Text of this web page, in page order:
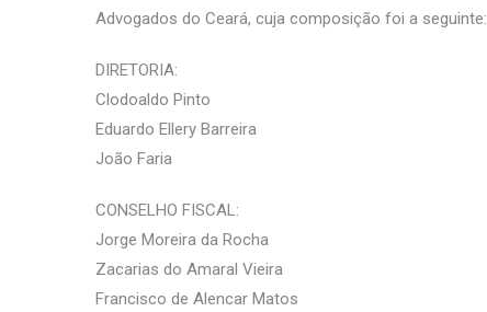
Advogados do Ceará, cuja composição foi a seguinte:
DIRETORIA:
Clodoaldo Pinto
Eduardo Ellery Barreira
João Faria
CONSELHO FISCAL:
Jorge Moreira da Rocha
Zacarias do Amaral Vieira
Francisco de Alencar Matos